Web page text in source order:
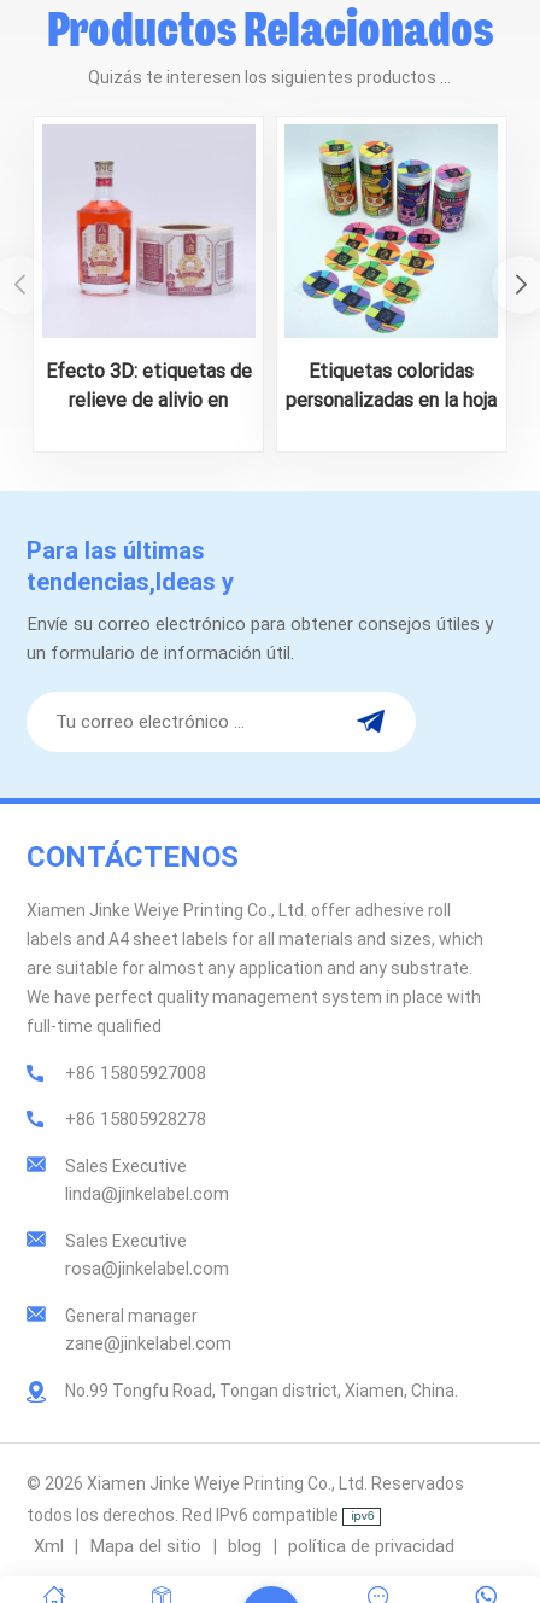
Productos Relacionados
Quizás te interesen los siguientes productos ...
Efecto 3D: etiquetas de
relieve de alivio en
Etiquetas coloridas
personalizadas en la hoja
Para las últimas
tendencias,Ideas y
promociones.
Envíe su correo electrónico para obtener consejos útiles y
un formulario de información útil.
CONTÁCTENOS
Xiamen Jinke Weiye Printing Co., Ltd. offer adhesive roll
labels and A4 sheet labels for all materials and sizes, which
are suitable for almost any application and any substrate.
We have perfect quality management system in place with
full-time qualified
+86 15805927008
+86 15805928278
Sales Executive
linda@jinkelabel.com
Sales Executive
rosa@jinkelabel.com
General manager
zane@jinkelabel.com
No.99 Tongfu Road, Tongan district, Xiamen, China.
© 2026 Xiamen Jinke Weiye Printing Co., Ltd. Reservados
todos los derechos. Red IPv6 compatible
Xml Mapa del sitio blog política de privacidad